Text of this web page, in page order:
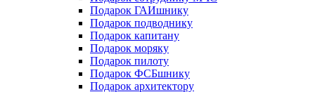
Подарок ГАИшнику
Подарок подводнику
Подарок капитану
Подарок моряку
Подарок пилоту
Подарок ФСБшнику
Подарок архитектору